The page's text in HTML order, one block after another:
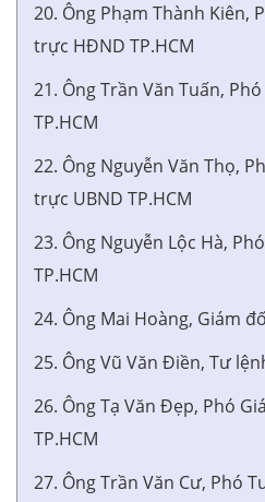
20. Ông Phạm Thành Kiên,
trực HĐND TP.HCM
21. Ông Trần Văn Tuấn,
TP.HCM
22. Ông Nguyễn Văn Thọ,
trực UBND TP.HCM
23. Ông Nguyễn Lộc Hà,
TP.HCM
24. Ông Mai Hoàng, Giám
25. Ông Vũ Văn Điền, Tư
26. Ông Tạ Văn Đẹp, Phó
TP.HCM
27. Ông Trần Văn Cư, Phó